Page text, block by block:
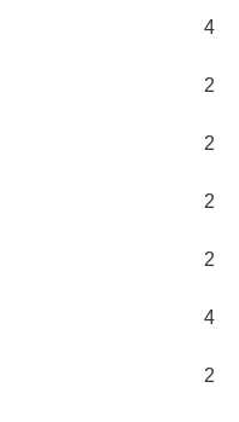
4
2
2
2
2
4
2